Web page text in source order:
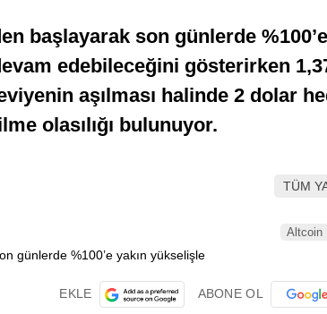
başlayarak son günlerde
edebileceğini gösterirken
aşılması halinde 2 dolar
olasılığı bulunuyor.
TÜM
Altcoin
EKLE ABONE OL